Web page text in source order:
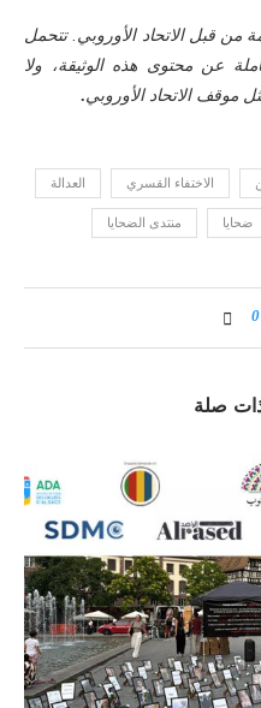
من قبل الاتحاد الأوروبي. تتحمل
عن محتوى هذه الوثيقة، ولا
موقف الاتحاد الأوروبي.
الاختفاء القسري العدالة
ضحايا منتدى الضحايا
0
صلة